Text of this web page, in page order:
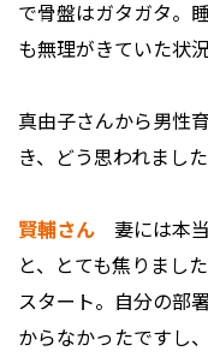
で骨盤はガタガタ。
も無理がきていた状
――真由子さんから男
き、どう思われまし
賢輔さん 妻には本
と、とても焦りまし
スタート。自分の部
からなかったですし